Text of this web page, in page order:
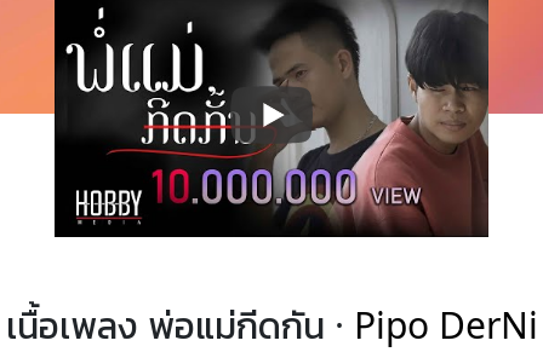
เนื้อเพลง พ่อแม่กีดกัน · Pipo DerNi